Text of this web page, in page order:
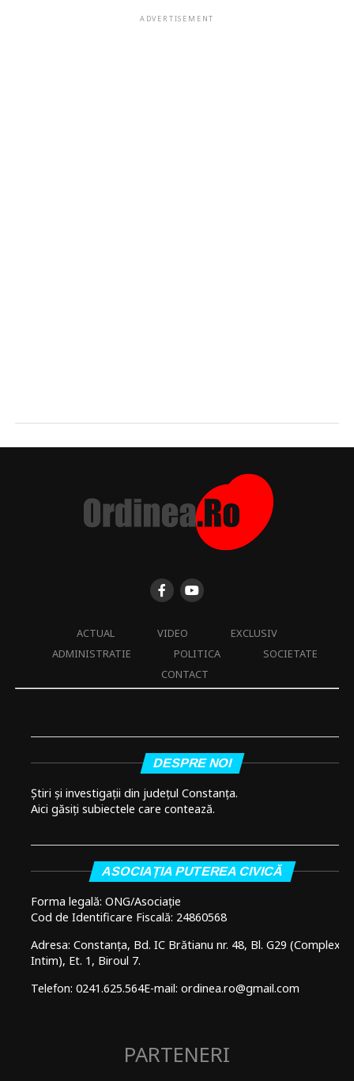
ADVERTISEMENT
ACTUAL VIDEO
EXCLUSIV
ADMINISTRATIE
POLITICA
SOCIETATE
CONTACT
DESPRE NOI
Știri și investigații din județul Constanța.
Aici găsiți subiectele care contează.
ASOCIAȚIA PUTEREA CIVICĂ
Forma legală: ONG/Asociație
Cod de Identificare Fiscală: 24860568
Adresa: Constanța, Bd. IC Brătianu nr. 48, Bl. G29 (Complex
Intim), Et. 1, Biroul 7.
Telefon: 0241.625.564E-mail: ordinea.ro@gmail.com
PARTENERI